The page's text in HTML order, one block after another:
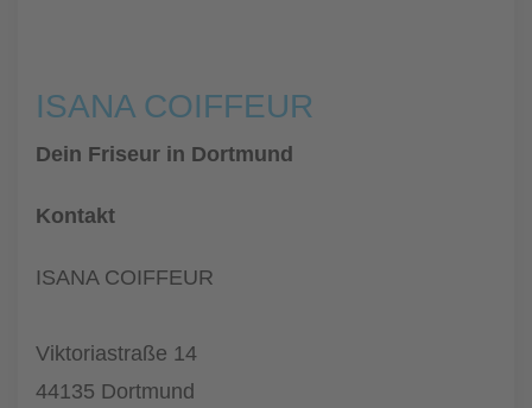
ISANA COIFFEUR
Dein Friseur in Dortmund
Kontakt
ISANA COIFFEUR
Viktoriastraße 14
44135 Dortmund